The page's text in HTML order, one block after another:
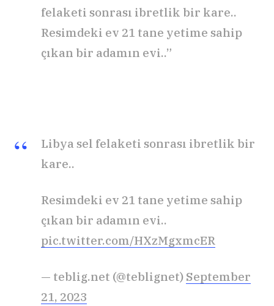
felaketi sonrası ibretlik bir kare..
Resimdeki ev 21 tane yetime sahip
çıkan bir adamın evi..”
Libya sel felaketi sonrası ibretlik bir
kare..
Resimdeki ev 21 tane yetime sahip
çıkan bir adamın evi..
pic.twitter.com/HXzMgxmcER
— teblig.net (@teblignet) September
21, 2023